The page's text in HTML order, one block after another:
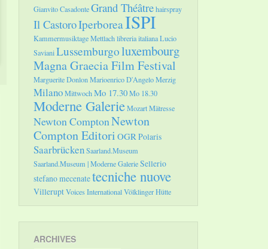
Gianvito CasadonteGrand Théâtrehairspray
Il CastoroIperboreaISPI
Kammermusiktage Mettlachlibreria italianaLucio
SavianiLussemburgoluxembourg
Magna Graecia Film Festival
Marguerite DonlonMarioenrico D'AngeloMerzig
MilanoMittwochMo 17.30Mo 18.30
Moderne GalerieMozartMätresse
Newton ComptonNewton
Compton Editori OGRPolaris
SaarbrückenSaarland.Museum
Saarland.Museum | Moderne GalerieSellerio
stefano mecenatetecniche nuove
VilleruptVoices InternationalVölklinger Hütte
ARCHIVES